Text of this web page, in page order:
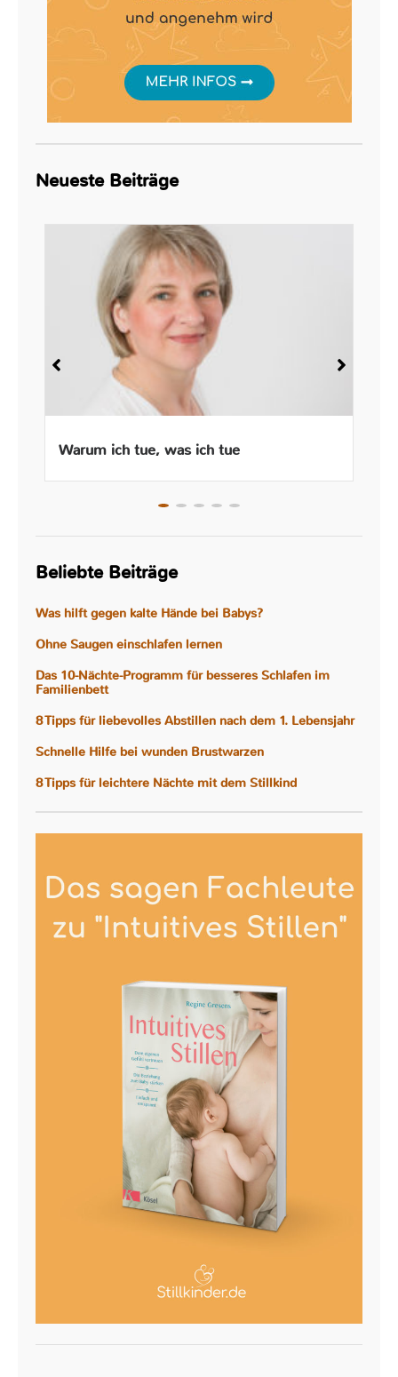
Neueste Beiträge
Warum ich tue, was ich tue
Beliebte Beiträge
Was hilft gegen kalte Hände bei Babys?
Ohne Saugen einschlafen lernen
Das 10-Nächte-Programm für besseres Schlafen im
Familienbett
8 Tipps für liebevolles Abstillen nach dem 1. Lebensjahr
Schnelle Hilfe bei wunden Brustwarzen
8 Tipps für leichtere Nächte mit dem Stillkind